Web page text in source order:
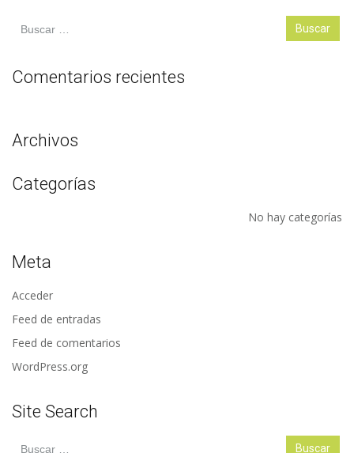
Comentarios recientes
Archivos
Categorías
No hay categorías
Meta
Acceder
Feed de entradas
Feed de comentarios
WordPress.org
Site Search